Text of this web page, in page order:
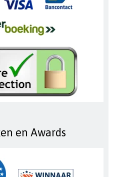
en Awards